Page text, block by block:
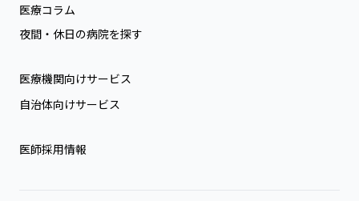
医療コラム
夜間・休日の病院を探す
医療機関向けサービス
自治体向けサービス
医師採用情報